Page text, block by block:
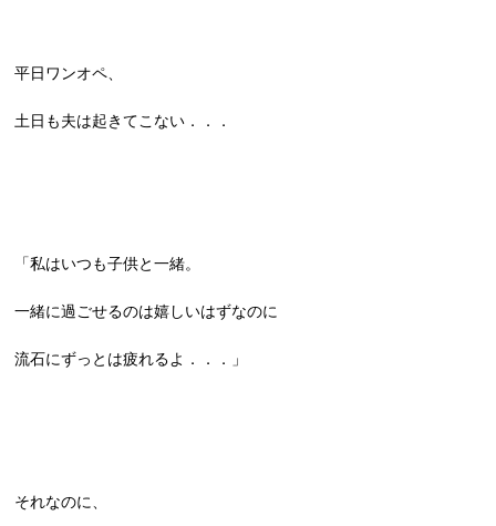
平日ワンオペ、
土日も夫は起きてこない．．．
「私はいつも子供と一緒。
一緒に過ごせるのは嬉しいはずなのに
流石にずっとは疲れるよ．．．」
それなのに、